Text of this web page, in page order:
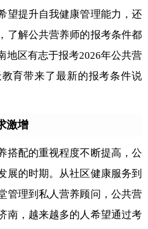
望提升自我健康管理能力，还
了解公共营养师的报考条件都
地区有志于报考2026年公共营
育带来了最新的报考条件说
激增
搭配的重视程度不断提高，公
展的时期。从社区健康服务到
管理到私人营养顾问，公共营
南，越来越多的人希望通过考